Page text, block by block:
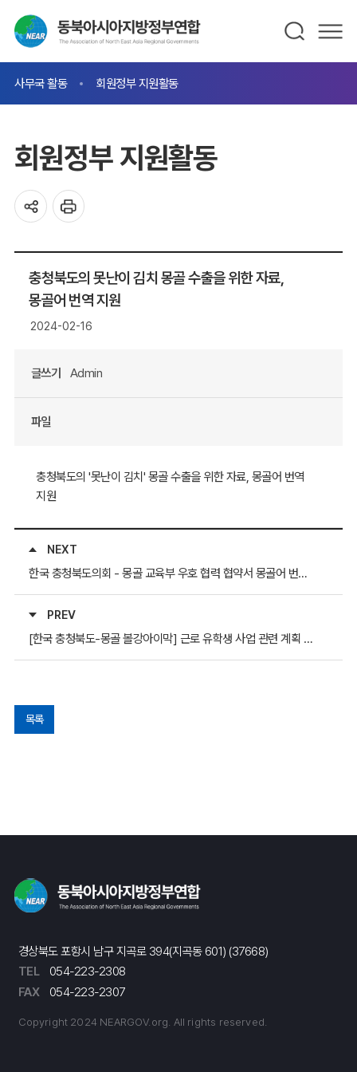
사무국 활동 회원정부 지원활동
회원정부 지원활동
충청북도의 못난이 김치 몽골 수출을 위한 자료,
몽골어 번역 지원
2024-02-16
글쓰기 Admin
파일
충청북도의 '못난이 김치' 몽골 수출을 위한 자료, 몽골어 번역
지원
NEXT
한국 충청북도의회 - 몽골 교육부 우호 협력 협약서 몽골어 번역 지원
PREV
[한국 충청북도-몽골 볼강아이막] 근로 유학생 사업 관련 계획 몽골어 번역 지원
목록
경상북도 포항시 남구 지곡로 394(지곡동 601) (37668)
TEL
054-223-2308
FAX
054-223-2307
Copyright 2024 NEARGOV.org. All rights reserved.